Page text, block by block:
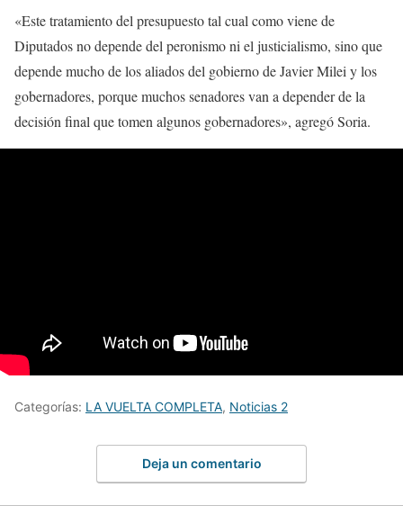
«Este tratamiento del presupuesto tal cual como viene de
Diputados no depende del peronismo ni el justicialismo, sino que
depende mucho de los aliados del gobierno de Javier Milei y los
gobernadores, porque muchos senadores van a depender de la
decisión final que tomen algunos gobernadores», agregó Soria.
Categorías: LA VUELTA COMPLETA, Noticias 2
Deja un comentario